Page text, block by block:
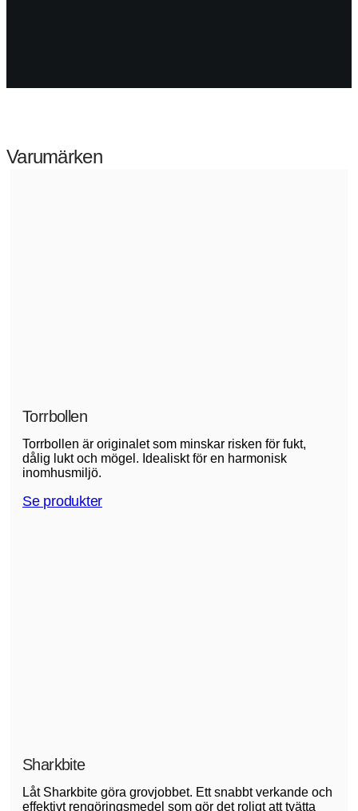
Varumärken
Torrbollen
Torrbollen är originalet som minskar risken för fukt,
dålig lukt och mögel. Idealiskt för en harmonisk
inomhusmiljö.
Se produkter
Sharkbite
Låt Sharkbite göra grovjobbet. Ett snabbt verkande och
effektivt rengöringsmedel som gör det roligt att tvätta